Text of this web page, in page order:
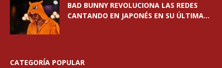
BAD BUNNY REVOLUCIONA LAS REDES
CANTANDO EN JAPONÉS EN SU ÚLTIMA...
CATEGORÍA POPULAR